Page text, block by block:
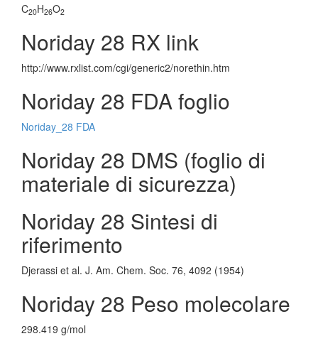
C20H26O2
Noriday 28 RX link
http://www.rxlist.com/cgi/generic2/norethin.htm
Noriday 28 FDA foglio
Noriday_28 FDA
Noriday 28 DMS (foglio di
materiale di sicurezza)
Noriday 28 Sintesi di
riferimento
Djerassi et al. J. Am. Chem. Soc. 76, 4092 (1954)
Noriday 28 Peso molecolare
298.419 g/mol